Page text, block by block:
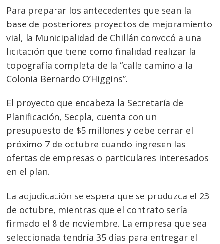
Para preparar los antecedentes que sean la
base de posteriores proyectos de mejoramiento
vial, la Municipalidad de Chillán convocó a una
licitación que tiene como finalidad realizar la
topografía completa de la “calle camino a la
Colonia Bernardo O’Higgins”.
El proyecto que encabeza la Secretaría de
Planificación, Secpla, cuenta con un
presupuesto de $5 millones y debe cerrar el
próximo 7 de octubre cuando ingresen las
ofertas de empresas o particulares interesados
en el plan.
La adjudicación se espera que se produzca el 23
de octubre, mientras que el contrato sería
firmado el 8 de noviembre. La empresa que sea
seleccionada tendría 35 días para entregar el